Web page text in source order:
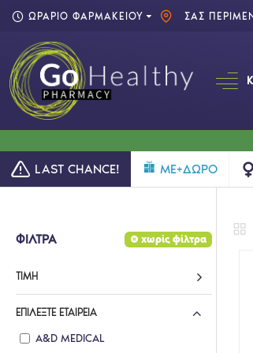
ΩΡΑΡΙΟ ΦΑΡΜΑΚΕΙΟΥ ΣΑΣ
LAST CHANCE!
ME+ΔΩΡΟ
ΦΙΛΤΡΑ χωρίς φίλτρα
ΤΙΜΉ
ΕΠΙΛΈΞΤΕ ΕΤΑΙΡΕΊΑ
A&D MEDICAL